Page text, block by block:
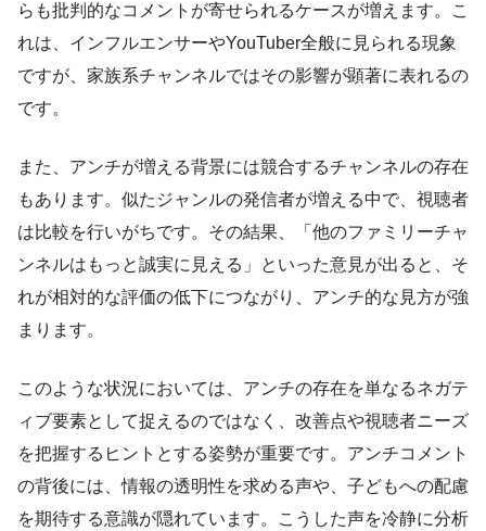
らも批判的なコメントが寄せられるケースが増えます。こ
れは、インフルエンサーやYouTuber全般に見られる現象
ですが、家族系チャンネルではその影響が顕著に表れるの
です。
また、アンチが増える背景には競合するチャンネルの存在
もあります。似たジャンルの発信者が増える中で、視聴者
は比較を行いがちです。その結果、「他のファミリーチャ
ンネルはもっと誠実に見える」といった意見が出ると、そ
れが相対的な評価の低下につながり、アンチ的な見方が強
まります。
このような状況においては、アンチの存在を単なるネガテ
ィブ要素として捉えるのではなく、改善点や視聴者ニーズ
を把握するヒントとする姿勢が重要です。アンチコメント
の背後には、情報の透明性を求める声や、子どもへの配慮
を期待する意識が隠れています。こうした声を冷静に分析